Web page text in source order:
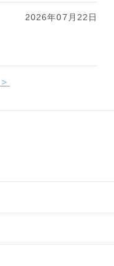
2026年07月22日